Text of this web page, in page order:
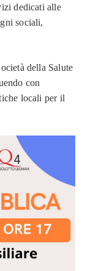
dedicati alle
sociali,
della Salute
con
locali per il